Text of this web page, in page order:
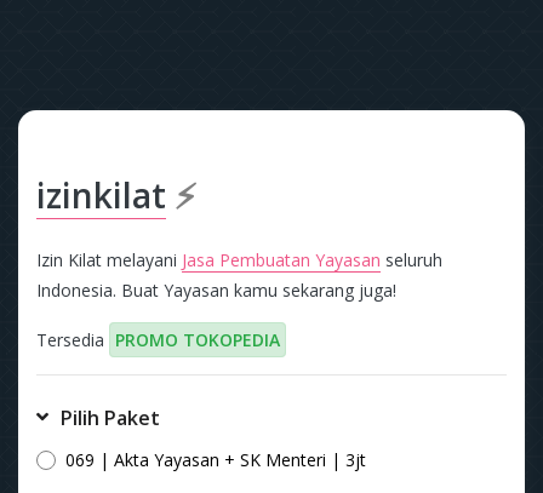
izinkilat ⚡
Izin Kilat melayani Jasa Pembuatan Yayasan seluruh
Indonesia. Buat Yayasan kamu sekarang juga!
Tersedia PROMO TOKOPEDIA
Pilih Paket
069 | Akta Yayasan + SK Menteri | 3jt